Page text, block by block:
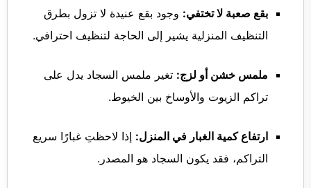
بقع صعبة لا تختفي: وجود بقع عنيدة لا تزول بطرق
التنظيف المنزلية يشير إلى الحاجة لتنظيف احترافي.
ملمس خشن أو لزج: تغير ملمس السجاد يدل على
تراكم الزيوت والأوساخ بين الخيوط.
ارتفاع كمية الغبار في المنزل: إذا لاحظتِ غبارًا سريع
التراكم، فقد يكون السجاد هو المصدر.